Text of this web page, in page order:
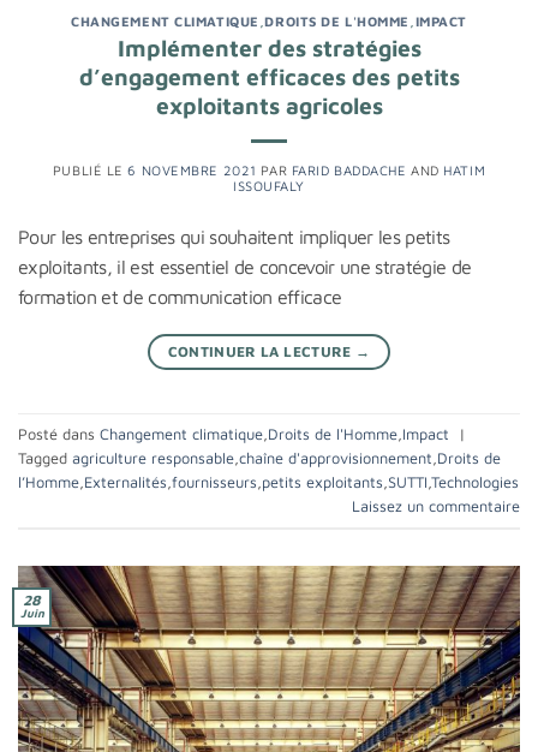
CHANGEMENT CLIMATIQUE ,DROITS DE L'HOMME IMPACT
Implémenter des stratégies
d’engagement efficaces des petits
exploitants agricoles
PUBLIÉ LE6 NOVEMBRE 2021 PAR FARID BADDACHE AND HATIM
ISSOUFALY
Pour les entreprises qui souhaitent impliquer les petits
exploitants, il est essentiel de concevoir une stratégie de
formation et de communication efficace
CONTINUER LA LECTURE →
Posté dans Changement climatique Droits de l'Homme Impact
|
Tagged agriculture responsable chaîne d'approvisionnement Droits de
l’Homme Externalités fournisseurs petits exploitants SUTTI Technologies
Laissez un commentaire
28
Juin